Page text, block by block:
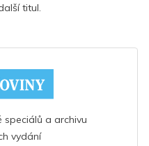
titul.
speciálů a archivu
vydání